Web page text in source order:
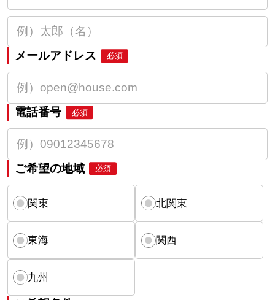
メールアドレス 必須
電話番号 必須
ご希望の地域 必須
関東 北関東
東海 関西
九州